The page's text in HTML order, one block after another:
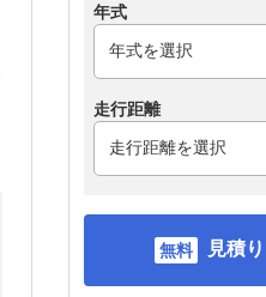
年式
走行距離
見積